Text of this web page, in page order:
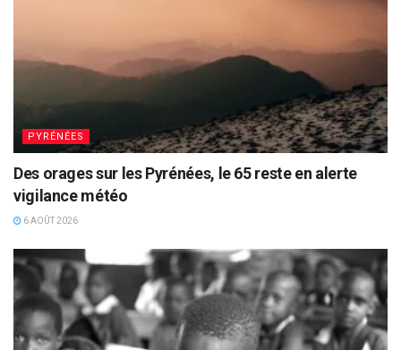
PYRÉNÉES
Des orages sur les Pyrénées, le 65 reste en alerte
vigilance météo
6 AOÛT 2026